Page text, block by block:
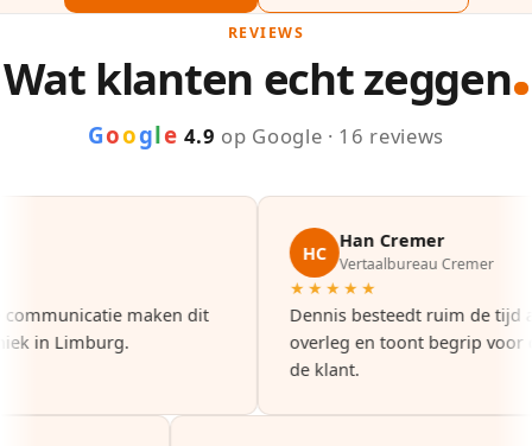
REVIEWS
Wat klanten echt zeggen
Google 4.9 op Google · 16 reviews
maken dit
in Limburg.
HC
Han Cremer
Vertaalbureau Cremer
★★★★★
Dennis besteedt ruim de tijd
overleg en toont begrip voor
de klant.